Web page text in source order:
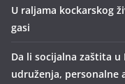
U raljama kockarskog
gasi
Da li socijalna zaštita u
udruženja, personalne